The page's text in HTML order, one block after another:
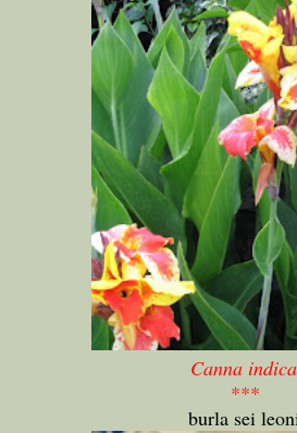
Canna indica
***
burla sei